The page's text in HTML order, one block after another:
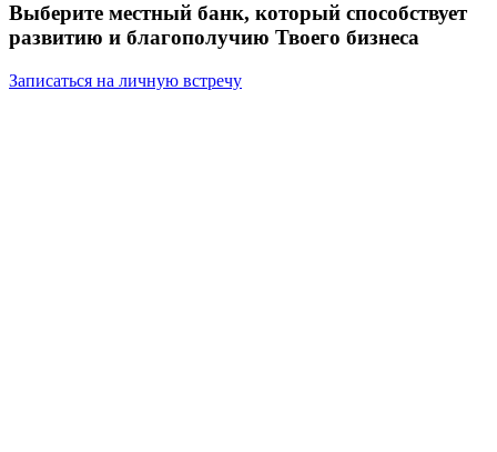
Выберите местный банк, который способствует
развитию и благополучию Твоего бизнеса
Записаться на личную встречу